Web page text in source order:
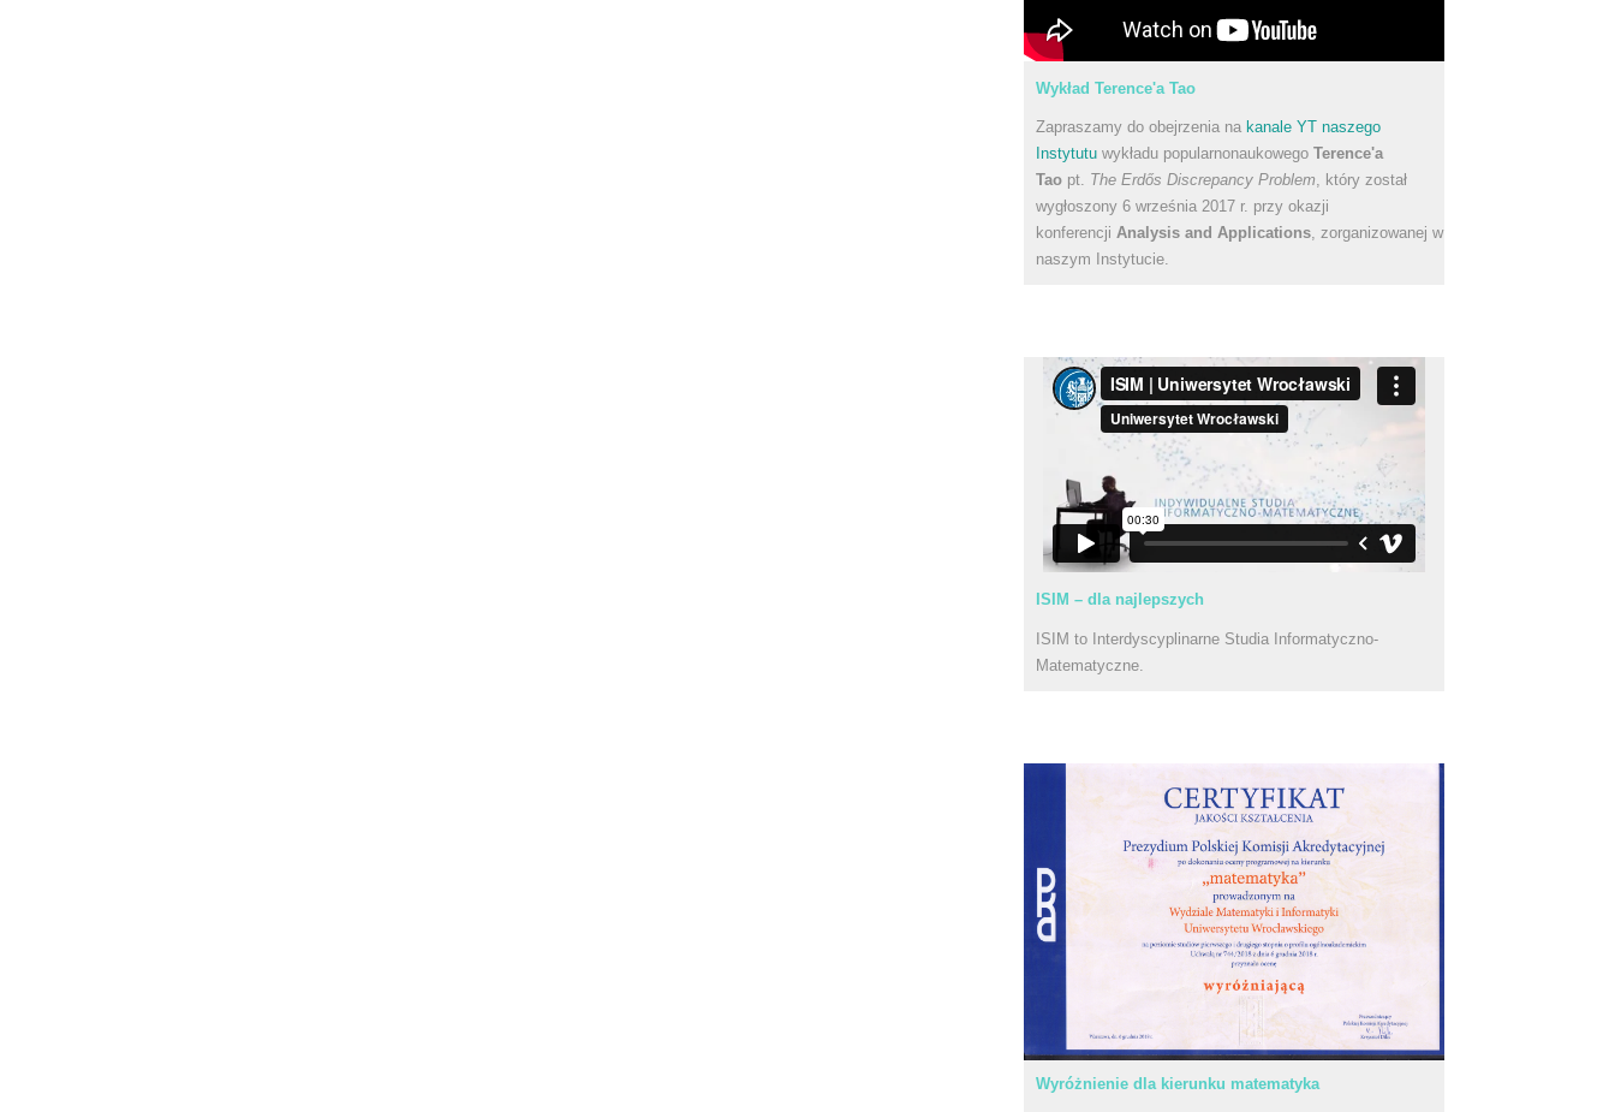
Wykład Terence'a Tao
Zapraszamy do obejrzenia na kanale YT naszego
Instytutu wykładu popularnonaukowego Terence'a
Tao pt. The Erdős Discrepancy Problem , który został
wygłoszony 6 września 2017 r. przy okazji
konferencji Analysis and Applications , zorganizowanej w
naszym Instytucie.
ISIM – dla najlepszych
ISIM to Interdyscyplinarne Studia Informatyczno-
Matematyczne.
Wyróżnienie dla kierunku matematyka